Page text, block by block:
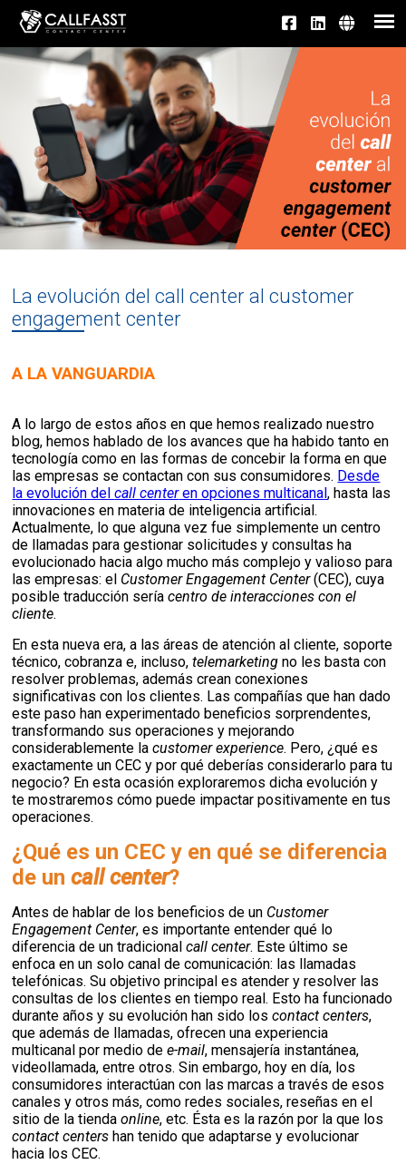
La evolución del call center al customer
engagement center
A LA VANGUARDIA
A lo largo de estos años en que hemos realizado nuestro
blog, hemos hablado de los avances que ha habido tanto en
tecnología como en las formas de concebir la forma en que
las empresas se contactan con sus consumidores. Desde
la evolución delcall centeren opciones multicanal, hasta las
innovaciones en materia de inteligencia artificial.
Actualmente, lo que alguna vez fue simplemente un centro
de llamadas para gestionar solicitudes y consultas ha
evolucionado hacia algo mucho más complejo y valioso para
las empresas: el Customer Engagement Center(CEC), cuya
posible traducción seríacentro de interacciones con el
cliente.
En esta nueva era, a las áreas de atención al cliente, soporte
técnico, cobranza e, incluso,telemarketing no les basta con
resolver problemas, además crean conexiones
significativas con los clientes. Las compañías que han dado
este paso han experimentado beneficios sorprendentes,
transformando sus operaciones y mejorando
considerablemente lacustomer experience. Pero, ¿qué es
exactamente un CEC y por qué deberías considerarlo para tu
negocio? En esta ocasión exploraremos dicha evolución y
te mostraremos cómo puede impactar positivamente en tus
operaciones.
¿Qué es un CEC y en qué se diferencia
de uncall center?
Antes de hablar de los beneficios de un Customer
Engagement Center, es importante entender qué lo
diferencia de un tradicionalcall center. Este último se
enfoca en un solo canal de comunicación: las llamadas
telefónicas. Su objetivo principal es atender y resolver las
consultas de los clientes en tiempo real. Esto ha funcionado
durante años y su evolución han sido los contact centers,
que además de llamadas, ofrecen una experiencia
multicanal por medio de e-mail, mensajería instantánea,
videollamada, entre otros. Sin embargo, hoy en día, los
consumidores interactúan con las marcas a través de esos
canales y otros más, como redes sociales, reseñas en el
sitio de la tiendaonline, etc. Ésta es la razón por la que los
contact centers han tenido que adaptarse y evolucionar
hacia los CEC.